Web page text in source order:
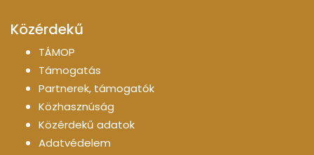
Közérdekű
TÁMOP
Támogatás
Partnerek, támogatók
Közhasznúság
Közérdekű adatok
Adatvédelem